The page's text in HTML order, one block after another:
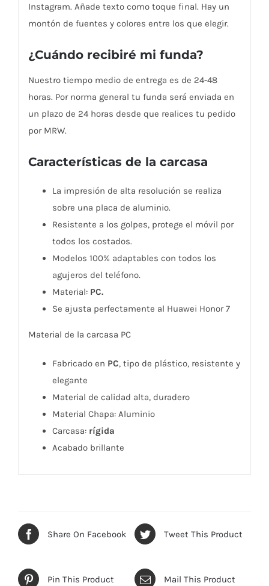
Instagram. Añade texto como toque final. Hay un
montón de fuentes y colores entre los que elegir.
¿Cuándo recibiré mi funda?
Nuestro tiempo medio de entrega es de 24-48
horas. Por norma general tu funda será enviada en
un plazo de 24 horas desde que realices tu pedido
por MRW.
Características de la carcasa
La impresión de alta resolución se realiza
sobre una placa de aluminio.
Resistente a los golpes, protege el móvil por
todos los costados.
Modelos 100% adaptables con todos los
agujeros del teléfono.
Material: PC.
Se ajusta perfectamente al Huawei Honor 7
Material de la carcasa PC
Fabricado en PC, tipo de plástico, resistente y
elegante
Material de calidad alta, duradero
Material Chapa: Aluminio
Carcasa:rígida
Acabado brillante
Share On Facebook Tweet This Product
Pin This Product Mail This Product